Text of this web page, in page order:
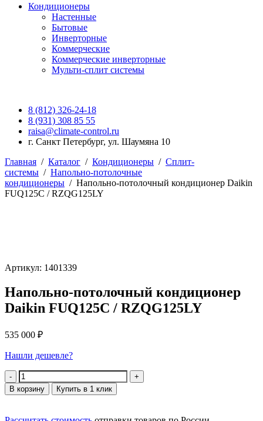
Кондиционеры
Настенные
Бытовые
Инверторные
Коммерческие
Коммерческие инверторные
Мульти-сплит системы
8 (812) 326-24-18
8 (931) 308 85 55
raisa@climate-control.ru
г. Санкт Петербург, ул. Шаумяна 10
Главная / Каталог / Кондиционеры / Сплит-
системы / Напольно-потолочные
кондиционеры / Напольно-потолочный кондиционер Daikin
FUQ125C / RZQG125LY
Артикул: 1401339
Напольно-потолочный кондиционер
Daikin FUQ125C / RZQG125LY
535 000 ₽
Нашли дешевле?
Количество
В корзину Купить в 1 клик